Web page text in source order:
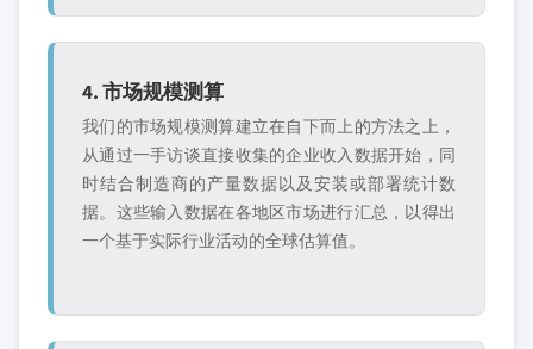
4. 市场规模测算
我们的市场规模测算建立在自下而上的方法之上，
从通过一手访谈直接收集的企业收入数据开始，同
时结合制造商的产量数据以及安装或部署统计数
据。这些输入数据在各地区市场进行汇总，以得出
一个基于实际行业活动的全球估算值。